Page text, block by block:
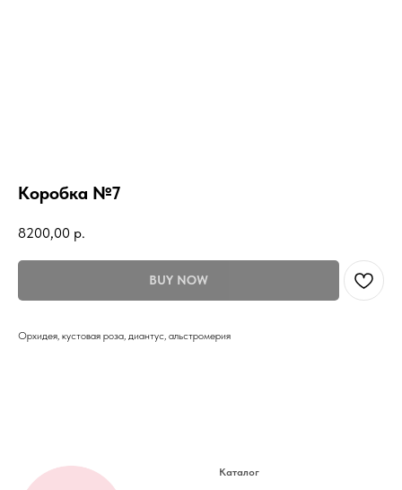
Коробка №7
8200,00 р.
BUY NOW
Орхидея, кустовая роза, диантус, альстромерия
Каталог